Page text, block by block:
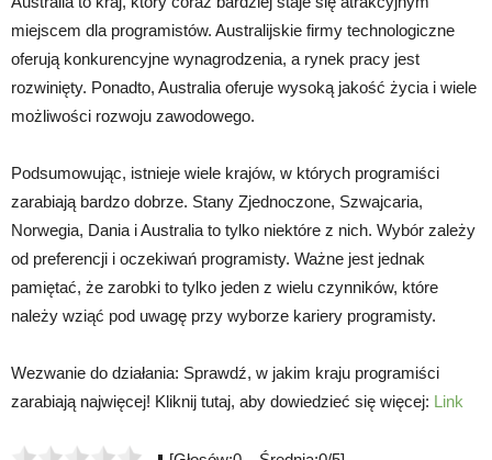
miejscem dla programistów. Australijskie firmy technologiczne
oferują konkurencyjne wynagrodzenia, a rynek pracy jest
rozwinięty. Ponadto, Australia oferuje wysoką jakość życia i wiele
możliwości rozwoju zawodowego.
Podsumowując, istnieje wiele krajów, w których programiści
zarabiają bardzo dobrze. Stany Zjednoczone, Szwajcaria,
Norwegia, Dania i Australia to tylko niektóre z nich. Wybór zależy
od preferencji i oczekiwań programisty. Ważne jest jednak
pamiętać, że zarobki to tylko jeden z wielu czynników, które
należy wziąć pod uwagę przy wyborze kariery programisty.
Wezwanie do działania: Sprawdź, w jakim kraju programiści
zarabiają najwięcej! Kliknij tutaj, aby dowiedzieć się więcej: Link